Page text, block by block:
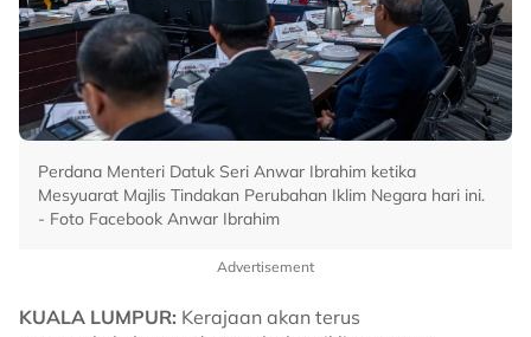
Perdana Menteri Datuk Seri Anwar Ibrahim ketika
Mesyuarat Majlis Tindakan Perubahan Iklim Negara hari ini.
- Foto Facebook Anwar Ibrahim
Advertisement
KUALA LUMPUR: Kerajaan akan terus